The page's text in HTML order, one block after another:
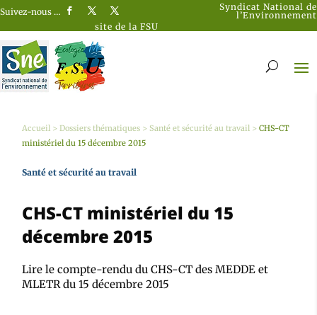
Suivez-nous …
Syndicat National de
l’Environnement
site de la FSU
Accueil >Dossiers thématiques > Santé et sécurité au travail >CHS-CT
ministériel du 15 décembre 2015
Santé et sécurité au travail
CHS-CT ministériel du 15
décembre 2015
Lire le compte-rendu du CHS-CT des MEDDE et
MLETR du 15 décembre 2015